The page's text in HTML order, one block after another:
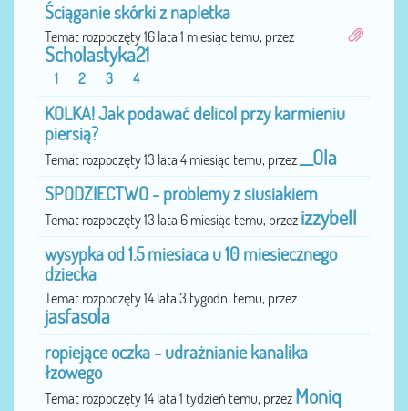
Ściąganie skórki z napletka
Temat rozpoczęty 16 lata 1 miesiąc temu, przez
Scholastyka21
1 2 3 4
KOLKA! Jak podawać delicol przy karmieniu
piersią?
Temat rozpoczęty 13 lata 4 miesiąc temu, przez__Ola
SPODZIECTWO - problemy z siusiakiem
Temat rozpoczęty 13 lata 6 miesiąc temu, przez izzybell
wysypka od 1.5 miesiaca u 10 miesiecznego
dziecka
Temat rozpoczęty 14 lata 3 tygodni temu, przez
jasfasola
ropiejące oczka - udrażnianie kanalika
łzowego
Temat rozpoczęty 14 lata 1 tydzień temu, przez Moniq